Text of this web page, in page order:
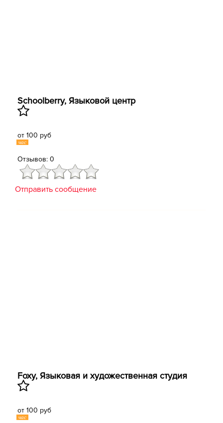
Schoolberry, Языковой центр
от 100 руб
час
Отзывов: 0
Отправить сообщение
Foxу, ​Языковая и художественная студия
от 100 руб
час